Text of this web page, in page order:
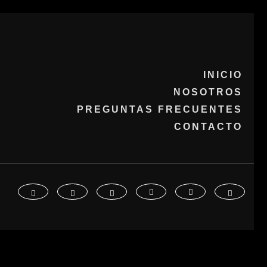
INICIO
NOSOTROS
PREGUNTAS FRECUENTES
CONTACTO